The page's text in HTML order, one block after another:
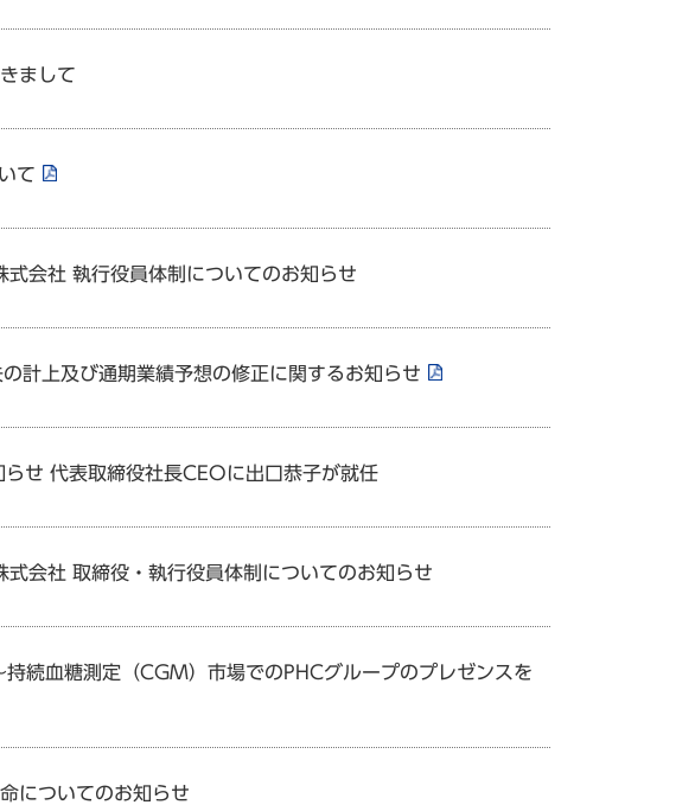
まして
て
会社 執行役員体制についてのお知らせ
計上及び通期業績予想の修正に関するお知らせ
せ 代表取締役社長CEOに出口恭子が就任
会社 取締役・執行役員体制についてのお知らせ
続血糖測定（CGM）市場でのPHCグループのプレゼンスを
についてのお知らせ